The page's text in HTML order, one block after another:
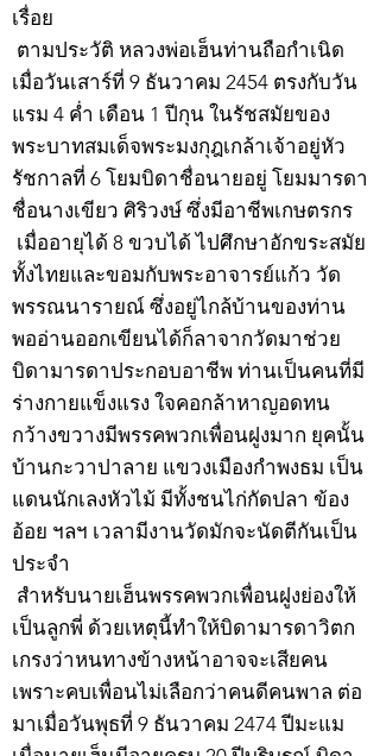
เรื่อย
ตามประวัติ หลวงพ่อเฮ็นท่านถือกำเนิด
เมื่อวันเสาร์ที่ 9 ธันวาคม 2454 ตรงกับวัน
แรม 4 ค่ำ เดือน 1 ปีกุน ในรัชสมัยของ
พระบาทสมเด็จพระมงกุฎเกล้าเจ้าอยู่หัว
รัชกาลที่ 6 โยมบิดาชื่อนายอยู่ โยมมารดา
ชื่อนางเขียว ศิริวงษ์ ซึ่งมีอาชีพเกษตรกร
เมื่ออายุได้ 8 ขวบได้ ไปศึกษาอักขระสมัย
ทั้งไทยและขอมกับพระอาจารย์แก้ว วัด
พรรณนารายณ์ ซึ่งอยู่ไกล้บ้านของท่าน
พออ่านออกเขียนได้ก็ลาจากวัดมาช่วย
บิดามารดาประกอบอาชีพ ท่านเป็นคนที่มี
ร่างกายแข็งแรง ใจคอกล้าหาญอดทน
กว้างขวางมีพรรคพวกเพื่อนฝูงมาก ยุคนั้น
บ้านกะวาปาลาย แขวงเมืองกำพงธม เป็น
แดนนักเลงหัวไม้ มีทั้งชนไก่กัดปลา ข้อง
อ้อย ฯลฯ เวลามีงานวัดมักจะนัดตีกันเป็น
ประจำ
สำหรับนายเฮ็นพรรคพวกเพื่อนฝูงย่องให้
เป็นลูกพี่ ด้วยเหตุนี้ทำให้บิดามารดาวิตก
เกรงว่าหนทางข้างหน้าอาจจะเสียคน
เพราะคบเพื่อนไม่เลือกว่าคนดีคนพาล ต่อ
มาเมื่อวันพุธที่ 9 ธันวาคม 2474 ปีมะแม